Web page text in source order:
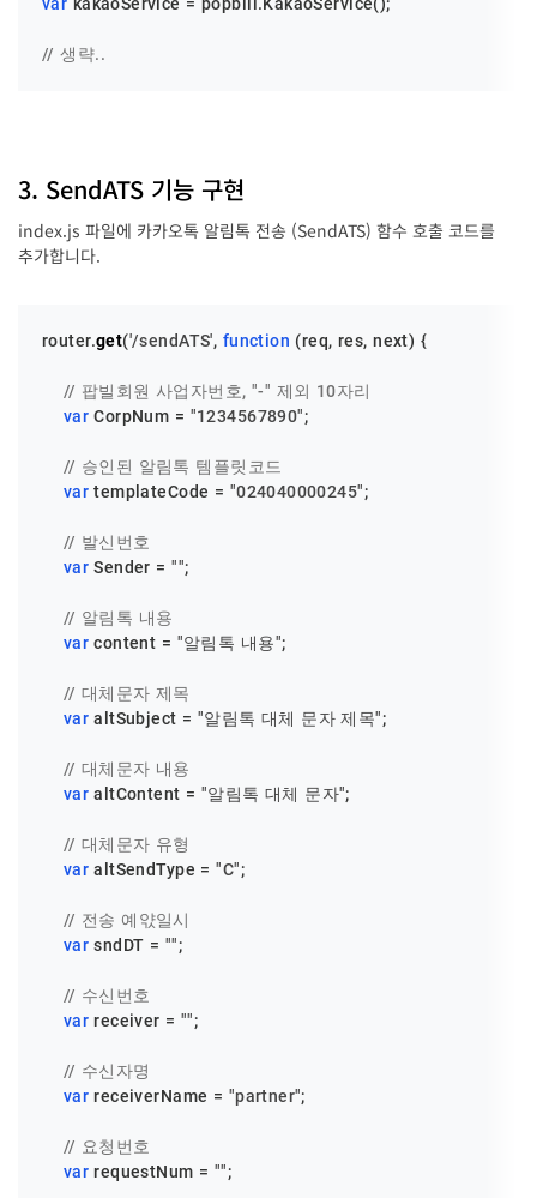
// 생략..
3. SendATS 기능 구현
index.js 파일에 카카오톡 알림톡 전송 (SendATS) 함수 호출 코드를
추가합니다.
router.get('/sendATS', function (req, res, next) {
// 팝빌회원 사업자번호, "-" 제외 10자리
var CorpNum = "1234567890";
// 승인된 알림톡 템플릿코드
var templateCode = "024040000245";
// 발신번호
var Sender = "";
// 알림톡 내용
var content = "알림톡 내용";
// 대체문자 제목
var altSubject = "알림톡 대체 문자 제목";
// 대체문자 내용
var altContent = "알림톡 대체 문자";
// 대체문자 유형
var altSendType = "C";
// 전송 예앿일시
var sndDT = "";
// 수신번호
var receiver = "";
// 수신자명
var receiverName = "partner";
// 요청번호
var requestNum = "";